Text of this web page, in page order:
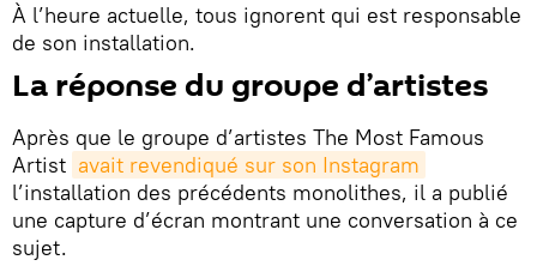
À l’heure actuelle, tous ignorent qui est responsable
de son installation.
La réponse du groupe d’artistes
Après que le groupe d’artistes The Most Famous
Artist avait revendiqué sur son Instagram
l’installation des précédents monolithes, il a publié
une capture d’écran montrant une conversation à ce
sujet.